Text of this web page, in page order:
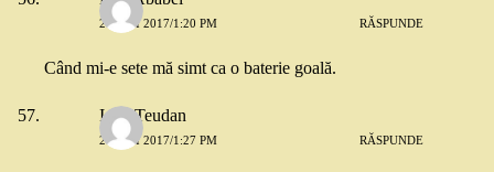
26 MAI 2017/1:20 PM RĂSPUNDE
Când mi-e sete mă simt ca o baterie goală.
Ioan Teudan
26 MAI 2017/1:27 PM RĂSPUNDE